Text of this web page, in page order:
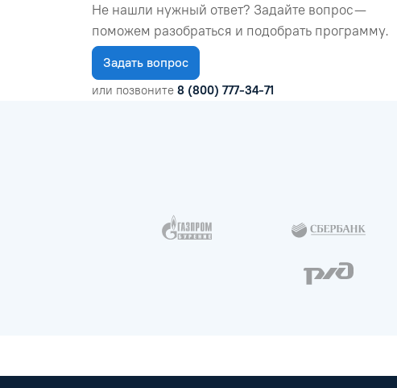
Не нашли нужный ответ? Задайте вопрос —
поможем разобраться и подобрать программу.
Задать вопрос
или позвоните 8 (800) 777-34-71